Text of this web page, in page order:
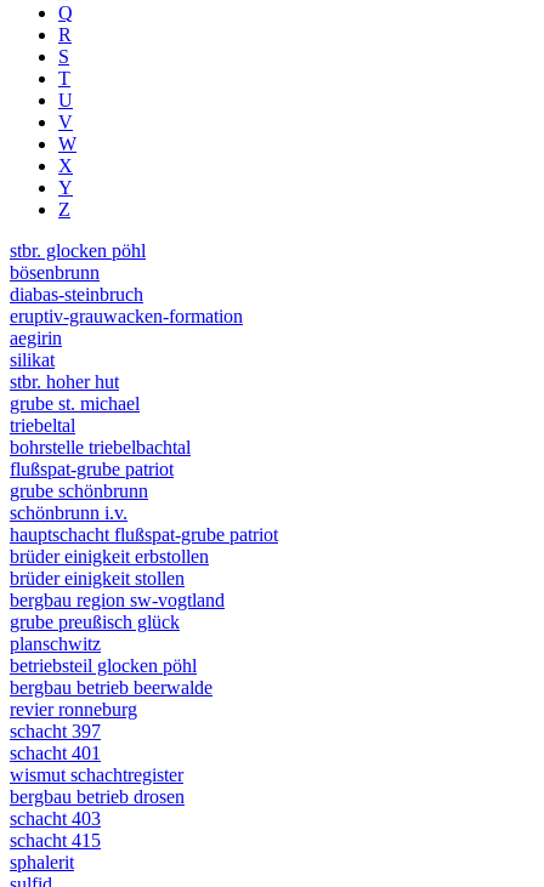
Q
R
S
T
U
V
W
X
Y
Z
stbr. glocken pöhl
bösenbrunn
diabas-steinbruch
eruptiv-grauwacken-formation
aegirin
silikat
stbr. hoher hut
grube st. michael
triebeltal
bohrstelle triebelbachtal
flußspat-grube patriot
grube schönbrunn
schönbrunn i.v.
hauptschacht flußspat-grube patriot
brüder einigkeit erbstollen
brüder einigkeit stollen
bergbau region sw-vogtland
grube preußisch glück
planschwitz
betriebsteil glocken pöhl
bergbau betrieb beerwalde
revier ronneburg
schacht 397
schacht 401
wismut schachtregister
bergbau betrieb drosen
schacht 403
schacht 415
sphalerit